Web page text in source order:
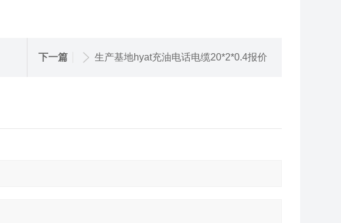
下一篇 生产基地hyat充油电话电缆20*2*0.4报价